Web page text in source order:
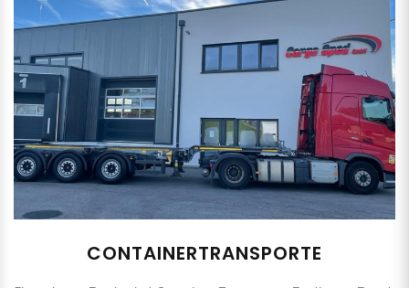
CONTAINERTRANSPORTE